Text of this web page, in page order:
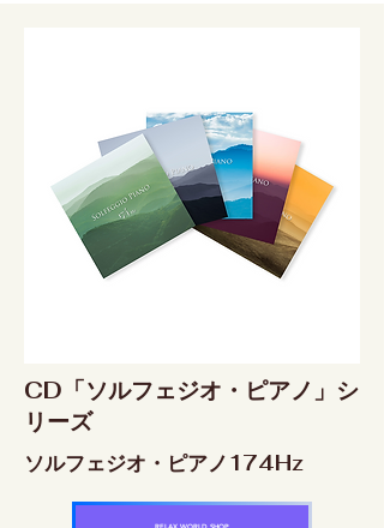
CD「ソルフェジオ・ピアノ」シ
リーズ
ソルフェジオ・ピアノ174Hz